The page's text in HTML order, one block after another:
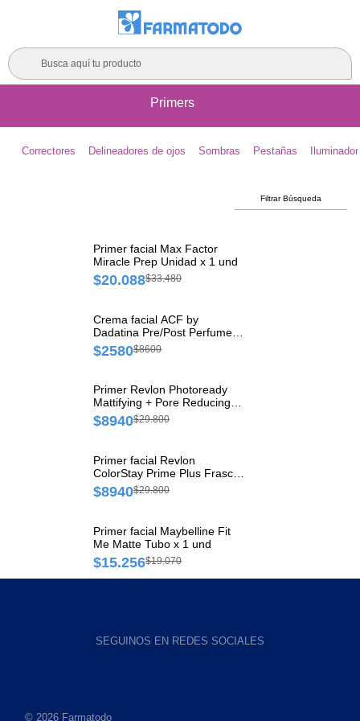
Busca aquí tu producto
Primers
Correctores Delineadores de ojos Sombras Pestañas
Filtrar Búsqueda
Primer facial Max Factor
Miracle Prep Unidad x 1 und
$20.088$33.480
Crema facial ACF by
Dadatina Pre/Post Perfume
Pomo x 1 und
$2580$8600
Primer Revlon Photoready
Mattifying + Pore Reducing
Tubo x 27 ml
$8940$29.800
Primer facial Revlon
ColorStay Prime Plus Frasco
x 1 und
$8940$29.800
Primer facial Maybelline Fit
Me Matte Tubo x 1 und
$15.256$19.070
SEGUINOS EN REDES SOCIALES
© 2026 Farmatodo